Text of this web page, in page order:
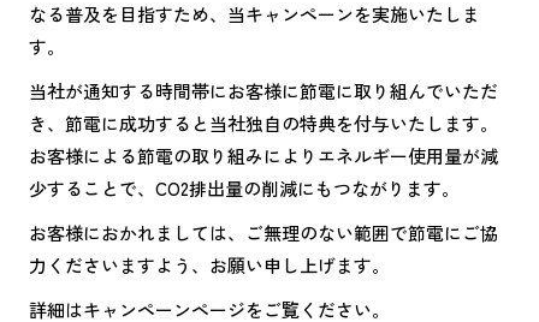
なる普及を目指すため、当キャンペーンを実施いたしま
す。
当社が通知する時間帯にお客様に節電に取り組んでいただ
き、節電に成功すると当社独自の特典を付与いたします。
お客様による節電の取り組みによりエネルギー使用量が減
少することで、CO2排出量の削減にもつながります。
お客様におかれましては、ご無理のない範囲で節電にご協
力くださいますよう、お願い申し上げます。
詳細はキャンペーンページをご覧ください。